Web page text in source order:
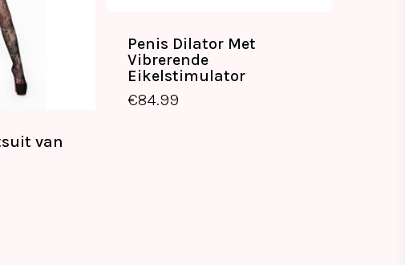
van
Penis Dilator Met
Vibrerende
Eikelstimulator
€84.99